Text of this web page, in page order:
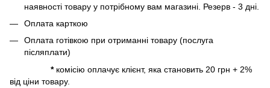
наявності товару у потрібному вам магазині. Резерв - 3 дні.
Оплата карткою
Оплата готівкою при отриманні товару (послуга
післяплати)
* комісію оплачує клієнт, яка становить 20 грн + 2%
від ціни товару.